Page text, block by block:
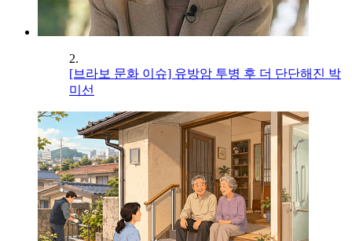
2.
[브라보 문화 이슈] 유방암 투병 후 더 단단해진 박
미선